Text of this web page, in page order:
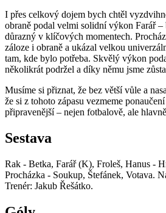
I přes celkový dojem bych chtěl
obraně podal velmi solidní výkon Farář
důrazný v klíčových momentech.
záloze i obraně a ukázal velkou
tam, kde bylo potřeba. Skvělý výkon
několikrát podržel a díky němu jsme
Musíme si přiznat, že bez větší vůle a
že si z tohoto zápasu vezmeme
připravenější – nejen fotbalově, ale
Sestava
Rak - Betka, Farář (K), Froleš, Hanus -
Procházka - Soukup, Štefánek, Votava.
Trenér: Jakub Řešátko.